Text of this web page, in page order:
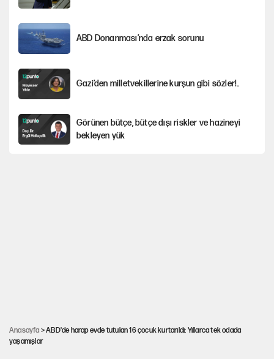
ABD Donanması’nda erzak sorunu
Gazi’den milletvekillerine kurşun gibi sözler!..
Görünen bütçe, bütçe dışı riskler ve hazineyi
bekleyen yük
Anasayfa > ABD'de harap evde tutulan 16 çocuk kurtarıldı: Yıllarca tek odada
yaşamışlar